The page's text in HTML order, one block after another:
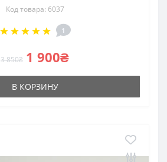
Код товара: 6037
1
3 850₴ 1 900₴
В КОРЗИНУ